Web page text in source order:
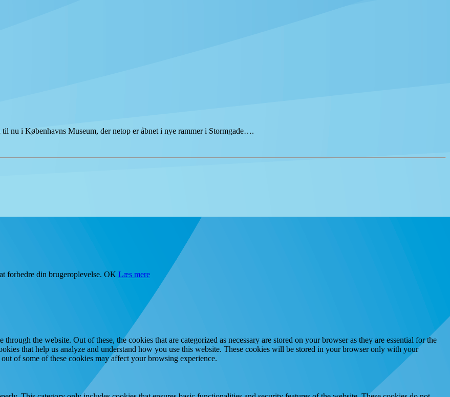
nu i Københavns Museum, der netop er åbnet i nye rammer i Stormgade….
forbedre din brugeroplevelse. OK Læs mere
the website. Out of these, the cookies that are categorized as necessary are stored on your browser as they are essential for the
that help us analyze and understand how you use this website. These cookies will be stored in your browser only with your
of some of these cookies may affect your browsing experience.